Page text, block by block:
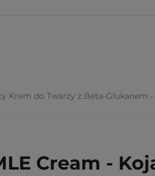
Krem do Twarzy z Beta-Glukanem
Cream -